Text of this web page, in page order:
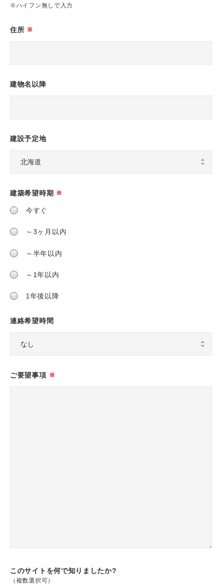
※ハイフン無しで入力
住所 ※
建物名以降
建設予定地
建築希望時期 ※
今すぐ
～3ヶ月以内
～半年以内
～1年以内
1年後以降
連絡希望時間
ご要望事項 ※
このサイトを何で知りましたか?
（複数選択可）